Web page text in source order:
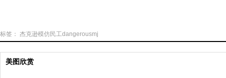
标签： 杰克逊模仿民工dangerousmj
美图欣赏